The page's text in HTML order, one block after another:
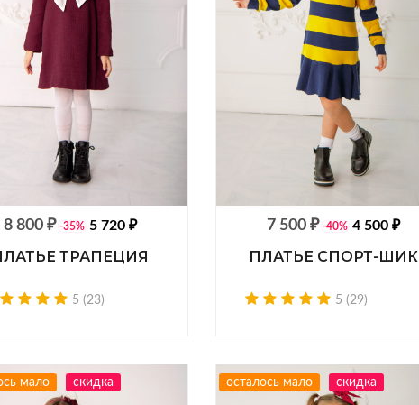
8 800 ₽ -35% 5 720 ₽
ТРАПЕЦИЯ
5 (23)
7 500 ₽ -40% 4 500 ₽
ПЛАТЬЕ СПОРТ-ШИК
5 (29)
мало скидка осталось мало скидка